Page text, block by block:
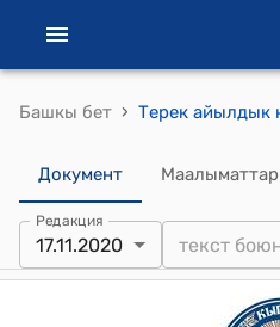
Башкы бет ›
Документ Маалыматтар
Редакция
17.11.2020